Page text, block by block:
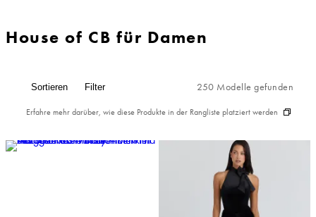
House of CB für Damen
Sortieren Filter 250 Modelle gefunden
Erfahre mehr darüber, wie diese Produkte in der Rangliste platziert werden